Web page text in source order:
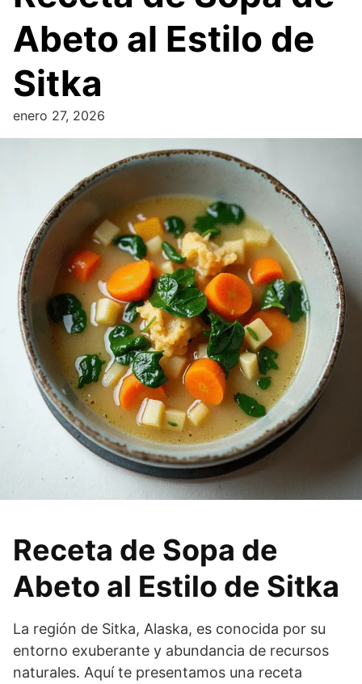
Abeto al Estilo de
Sitka
enero 27, 2026
Receta de Sopa de
Abeto al Estilo de Sitka
La región de Sitka, Alaska, es conocida por su
entorno exuberante y abundancia de recursos
naturales. Aquí te presentamos una receta